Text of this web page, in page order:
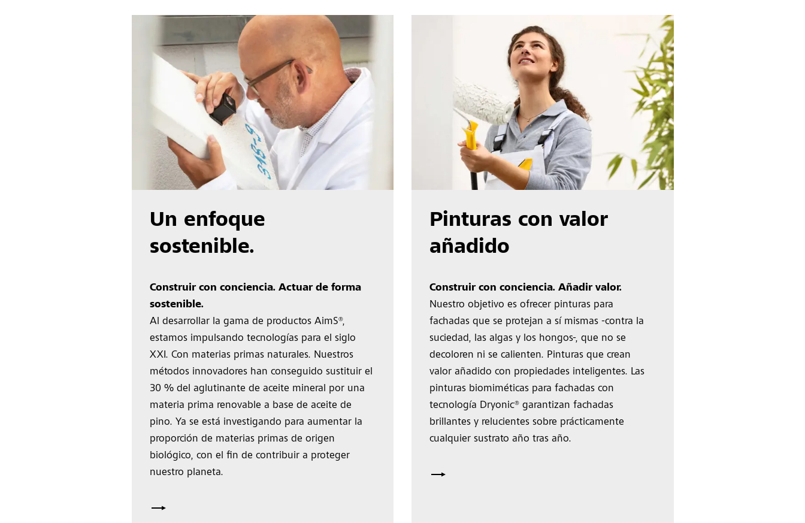
Un enfoque
sostenible.
Construir con conciencia. Actuar de forma
sostenible.
Al desarrollar la gama de productos AimS®,
estamos impulsando tecnologías para el siglo
XXI. Con materias primas naturales. Nuestros
métodos innovadores han conseguido sustituir el
30 % del aglutinante de aceite mineral por una
materia prima renovable a base de aceite de
pino. Ya se está investigando para aumentar la
proporción de materias primas de origen
biológico, con el fin de contribuir a proteger
nuestro planeta.
Pinturas con valor
añadido
Construir con conciencia. Añadir valor.
Nuestro objetivo es ofrecer pinturas para
fachadas que se protejan a sí mismas -contra la
suciedad, las algas y los hongos-, que no se
decoloren ni se calienten. Pinturas que crean
valor añadido con propiedades inteligentes. Las
pinturas biomiméticas para fachadas con
tecnología Dryonic® garantizan fachadas
brillantes y relucientes sobre prácticamente
cualquier sustrato año tras año.